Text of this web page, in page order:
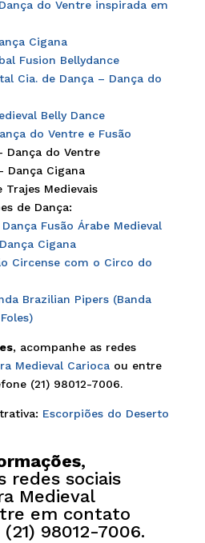
do Ventre inspirada em
Cigana
Fusion Bellydance
Cia. de Dança – Dança do
Belly Dance
do Ventre e Fusão
Dança do Ventre
Dança Cigana
Medievais
de Dança:
Fusão Árabe Medieval
Cigana
Circense com o Circo do
Brazilian Pipers (Banda
, acompanhe as redes
Medieval Cariocaou entre
(21) 98012-7006.
Escorpiões do Deserto
,
redes sociais
Medieval
em contato
98012-7006.